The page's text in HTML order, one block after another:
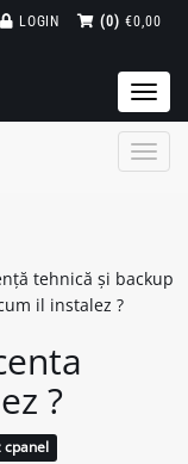
(0) €0,00
LOGIN
tehnică și backup
il instalez ?
?
cpanel